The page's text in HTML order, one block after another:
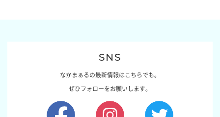
SNS
なかまぁるの最新情報はこちらでも。
ぜひフォローをお願いします。